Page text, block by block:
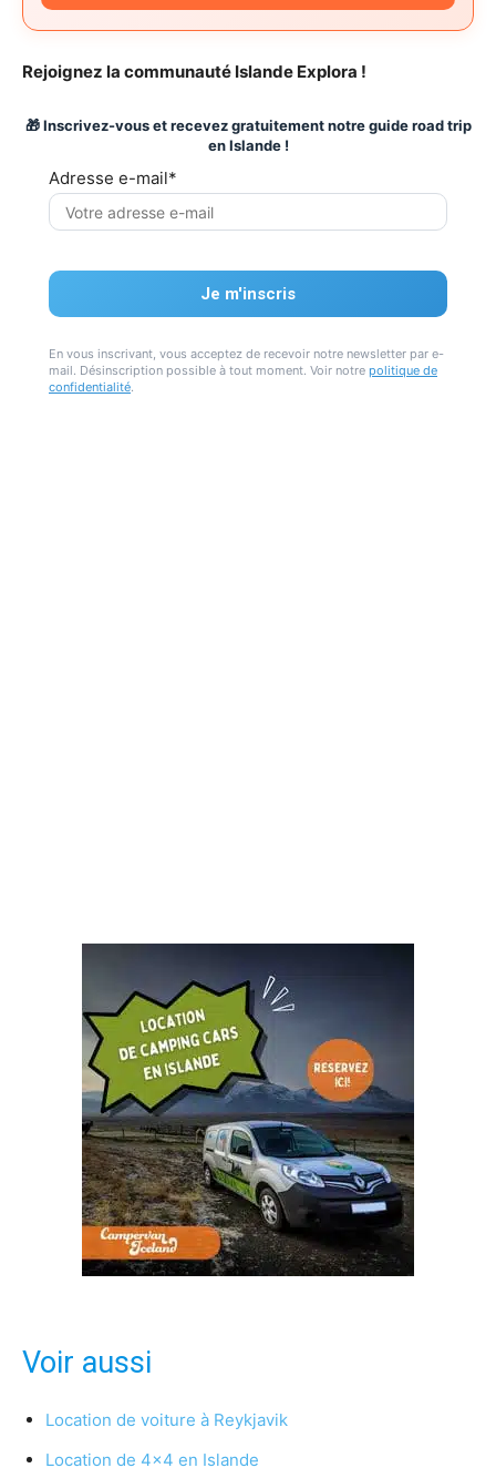
Rejoignez la communauté Islande Explora !
🎁 Inscrivez-vous et recevez gratuitement notre guide road trip
en Islande !
Adresse e-mail*
En vous inscrivant, vous acceptez de recevoir notre newsletter par e-
mail. Désinscription possible à tout moment. Voir notre politique de
confidentialité.
Voir aussi
Location de voiture à Reykjavik
Location de 4×4 en Islande